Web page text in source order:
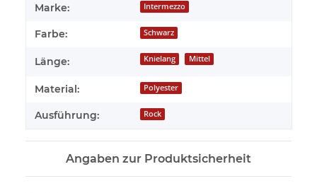
Marke: Intermezzo
Farbe: Schwarz
Länge: Knielang Mittel
Material: Polyester
Ausführung: Rock
Angaben zur Produktsicherheit